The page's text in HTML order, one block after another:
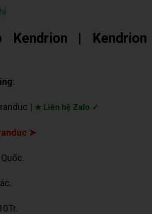
| Kendrion
:
| ★ Liên hệ Zalo ✓
➤